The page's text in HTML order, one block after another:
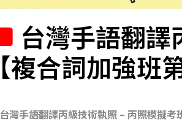
台灣手語翻譯
【複合詞加強班
台灣手語翻譯丙級技術執照 – 丙照模擬考